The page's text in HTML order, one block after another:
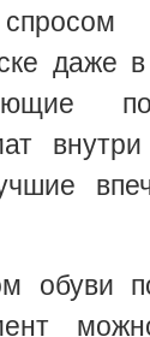
даже
обуви
можно